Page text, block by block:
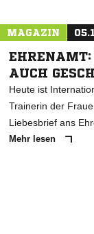
MAGAZIN
AUCH
Heute ist
Trainerin der
Liebesbrief ans
Mehr lesen